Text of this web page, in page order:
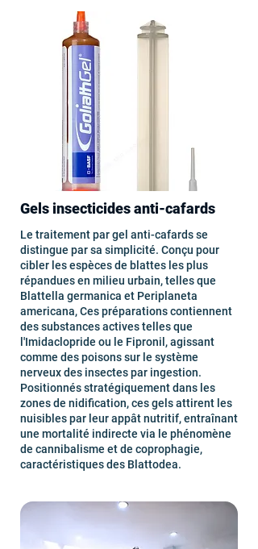
Gels insecticides anti-cafards
Le traitement par gel anti-cafards se
distingue par sa simplicité. Conçu pour
cibler les espèces de blattes les plus
répandues en milieu urbain, telles que
Blattella germanica et Periplaneta
americana, Ces préparations contiennent
des substances actives telles que
l'Imidaclopride ou le Fipronil, agissant
comme des poisons sur le système
nerveux des insectes par ingestion.
Positionnés stratégiquement dans les
zones de nidification, ces gels attirent les
nuisibles par leur appât nutritif, entraînant
une mortalité indirecte via le phénomène
de cannibalisme et de coprophagie,
caractéristiques des Blattodea.